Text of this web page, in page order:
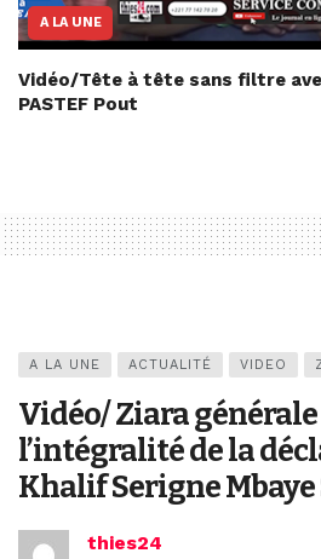
A LA UNE
Vidéo/Tête à tête sans filtre
PASTEF Pout
A LA UNE ACTUALITÉ VIDEO
Vidéo/ Ziara
l’intégralité de la
Khalif Serigne Mbaye
thies24